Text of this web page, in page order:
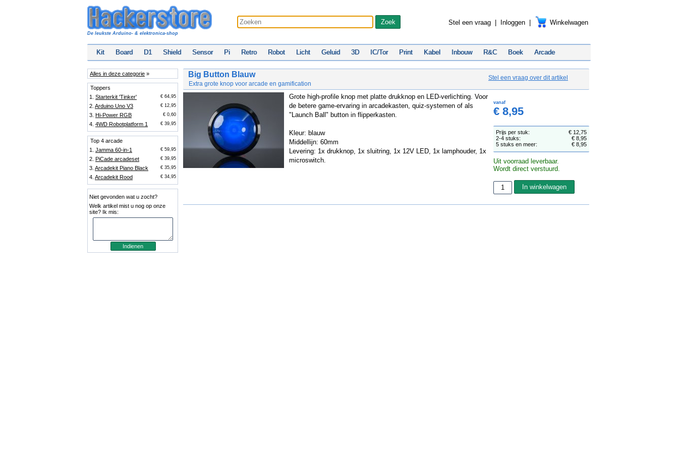
De leukste Arduino- & elektronica-shop
Stel een vraag Inloggen Winkelwagen
Kit Board D1 Shield Sensor Pi Retro Robot Licht Geluid 3D IC/Tor Print Kabel Inbouw R&C Boek Arcade
Alles in deze categorie »
Toppers
1. Starterkit 'Tinker' € 64,95
2. Arduino Uno V3 € 12,95
3. Hi-Power RGB € 0,60
4. 4WD Robotplatform 1 € 39,95
Top 4 arcade
1. Jamma 60-in-1 € 59,95
2. PiCade arcadeset € 39,95
3. Arcadekit Piano Black € 35,95
4. Arcadekit Rood € 34,95
Niet gevonden wat u zocht?
Welk artikel mist u nog op onze
site? Ik mis:
Big Button Blauw
Extra grote knop voor arcade en gamification
Stel een vraag over dit artikel
Grote high-profile knop met platte drukknop en LED-verlichting. Voor
de betere game-ervaring in arcadekasten, quiz-systemen of als
"Launch Ball" button in flipperkasten.
Kleur: blauw
Middellijn: 60mm
Levering: 1x drukknop, 1x sluitring, 1x 12V LED, 1x lamphouder, 1x
microswitch.
vanaf
€ 8,95
Prijs per stuk:
€ 12,75
2-4 stuks:
€ 8,95
5 stuks en meer:
€ 8,95
Uit voorraad leverbaar.
Wordt direct verstuurd.